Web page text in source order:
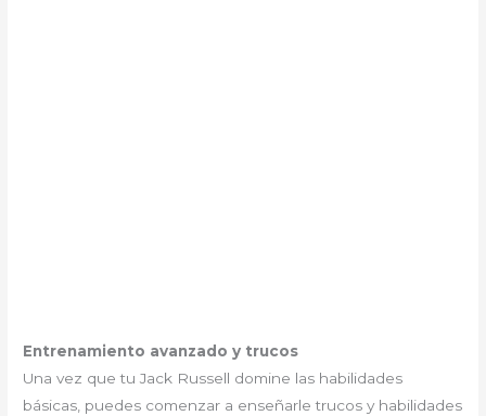
Entrenamiento avanzado y trucos
Una vez que tu Jack Russell domine las habilidades
básicas, puedes comenzar a enseñarle trucos y habilidades